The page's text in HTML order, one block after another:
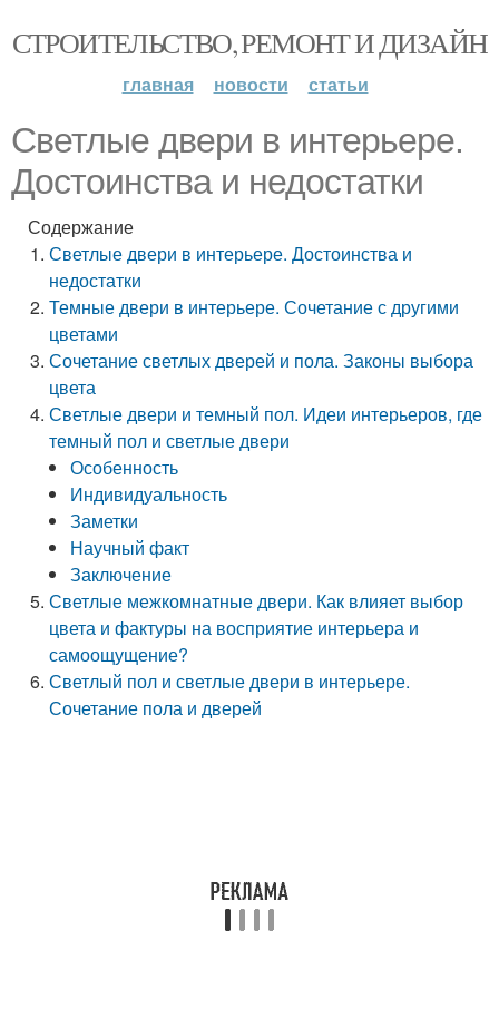
СТРОИТЕЛЬСТВО, РЕМОНТ И ДИЗАЙН
главная новости статьи
Светлые двери в интерьере.
Достоинства и недостатки
Содержание
Светлые двери в интерьере. Достоинства и
недостатки
Темные двери в интерьере. Сочетание с другими
цветами
Сочетание светлых дверей и пола. Законы выбора
цвета
Светлые двери и темный пол. Идеи интерьеров, где
темный пол и светлые двери
Особенность
Индивидуальность
Заметки
Научный факт
Заключение
Светлые межкомнатные двери. Как влияет выбор
цвета и фактуры на восприятие интерьера и
самоощущение?
Светлый пол и светлые двери в интерьере.
Сочетание пола и дверей